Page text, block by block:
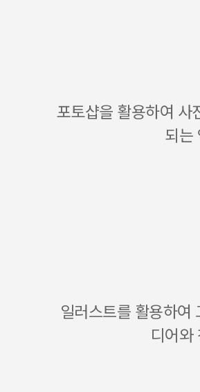
포토샵을 활용하여 사
되는
일러스트를 활용하여
디어와